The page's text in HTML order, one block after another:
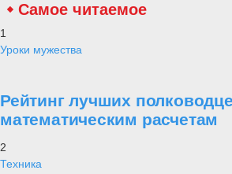
Самое читаемое
1
Уроки мужества
Рейтинг лучших
математическим расчетам
2
Техника